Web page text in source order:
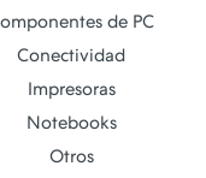
de PC
Conectividad
Impresoras
Notebooks
Otros